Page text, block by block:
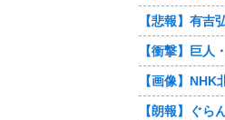
【朗報】ぐら